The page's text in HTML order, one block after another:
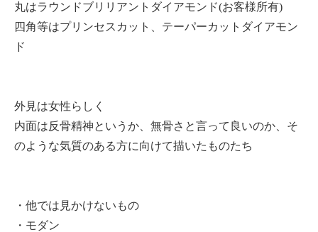
丸はラウンドブリリアントダイアモンド(お客様所有)
四角等はプリンセスカット、テーパーカットダイアモン
ド
外見は女性らしく
内面は反骨精神というか、無骨さと言って良いのか、そ
のような気質のある方に向けて描いたものたち
・他では見かけないもの
・モダン